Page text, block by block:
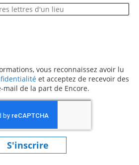
vous reconnaissez avoir lu
(ce contenu s’ouvre dans
et acceptez de recevoir des
de la part de Encore.
S'inscrire